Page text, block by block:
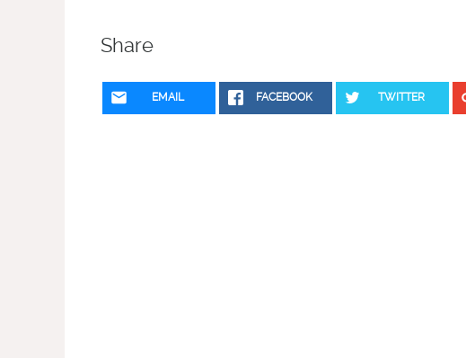
Share
EMAIL FACEBOOK TWITTER